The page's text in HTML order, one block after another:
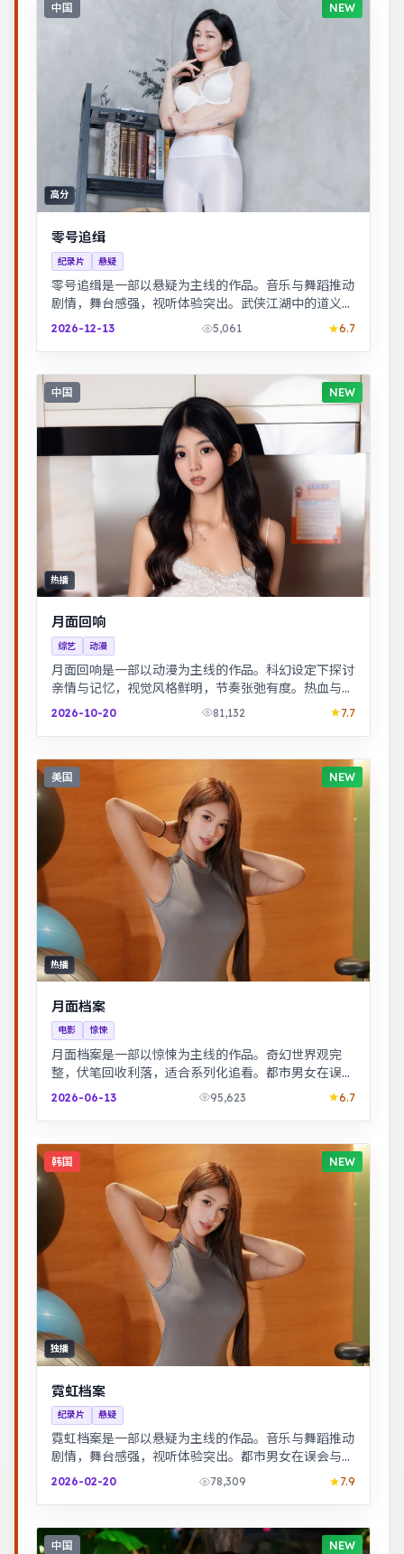
中国 NEW
高分
零号追缉
纪录片 悬疑
零号追缉是一部以悬疑为主线的作品。音乐与舞蹈推动
剧情，舞台感强，视听体验突出。武侠江湖中的道义抉
择，动作设计利落，意境悠远。
2026-12-13 5,061 6.7
中国 NEW
热播
月面回响
综艺 动漫
月面回响是一部以动漫为主线的作品。科幻设定下探讨
亲情与记忆，视觉风格鲜明，节奏张弛有度。热血与幽
默并存，友情与信念贯穿始终，适合全家观看。
2026-10-20 81,132 7.7
美国 NEW
热播
月面档案
电影 惊悚
月面档案是一部以惊悚为主线的作品。奇幻世界观完
整，伏笔回收利落，适合系列化追看。都市男女在误会
与试探中走近彼此，笑泪交织的成长故事。
2026-06-13 95,623 6.7
韩国 NEW
独播
霓虹档案
纪录片 悬疑
霓虹档案是一部以悬疑为主线的作品。音乐与舞蹈推动
剧情，舞台感强，视听体验突出。都市男女在误会与试
探中走近彼此，笑泪交织的成长故事。
2026-02-20 78,309 7.9
中国 NEW